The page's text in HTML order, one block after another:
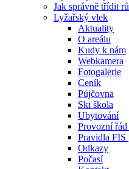
Jak správně třídit
Lyžařský vlek
Aktuality
O areálu
Kudy k nám
Webkamera
Fotogalerie
Ceník
Půjčovna
Ski škola
Ubytování
Provozní
Pravidla
Odkazy
Počasí